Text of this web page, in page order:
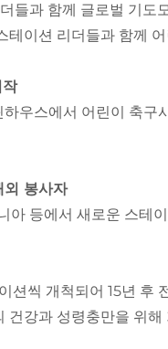
들과 함께 글로벌 기도
테이션 리더들과 함께
하우스에서 어린이 축
봉사자
아 등에서 새로운 스테
션씩 개척되어 15년 후
건강과 성령충만을 위